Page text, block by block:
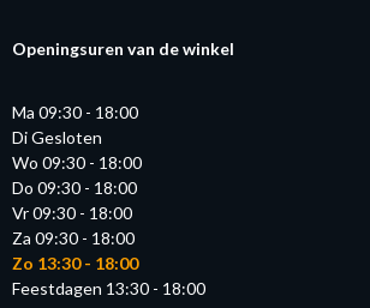
Openingsuren van de winkel
Ma 09:30 - 18:00
Di Gesloten
Wo 09:30 - 18:00
Do 09:30 - 18:00
Vr 09:30 - 18:00
Za 09:30 - 18:00
Zo 13:30 - 18:00
Feestdagen 13:30 - 18:00